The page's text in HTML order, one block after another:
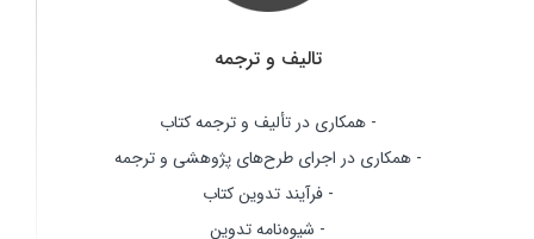
تالیف و ترجمه
- همکاری در تألیف و ترجمه کتاب
- همکاری در اجرای طرح‌های پژوهشی و ترجمه
- فرآیند تدوین کتاب
- شیوه‌نامه تدوین